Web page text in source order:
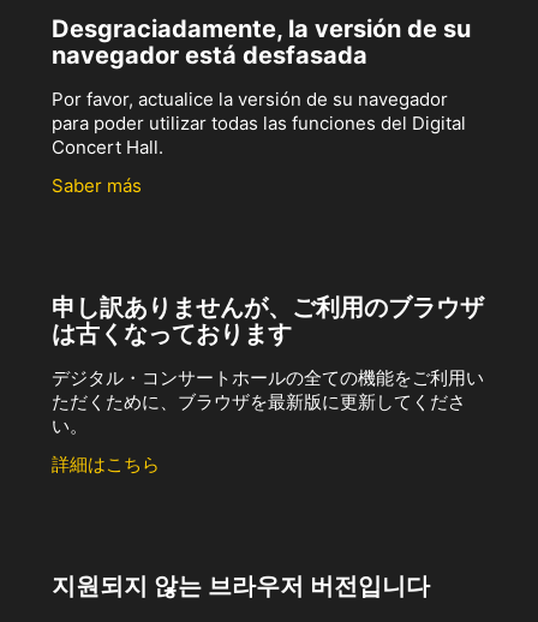
Desgraciadamente, la versión de su
navegador está desfasada
Por favor, actualice la versión de su navegador
para poder utilizar todas las funciones del Digital
Concert Hall.
Saber más
申し訳ありませんが、ご利用のブラウザ
は古くなっております
デジタル・コンサートホールの全ての機能をご利用い
ただくために、ブラウザを最新版に更新してくださ
い。
詳細はこちら
지원되지 않는 브라우저 버전입니다